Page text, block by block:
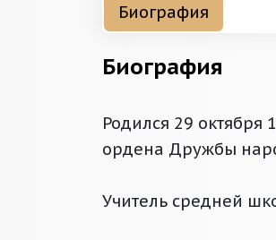
Биография
Биография
Родился 29
ордена Дружбы
Учитель средней